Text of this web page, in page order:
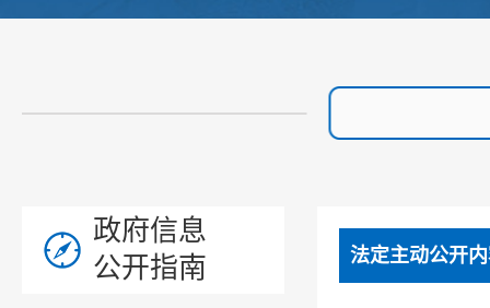
政府信息
公开指南
法定主动公开